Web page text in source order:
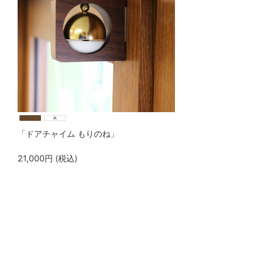
「ドアチャイム もりのね」
21,000円 (税込)